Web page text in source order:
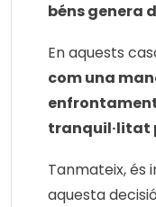
béns genera
En aquests
com una
tranquil·litat
Tanmateix,
aquesta